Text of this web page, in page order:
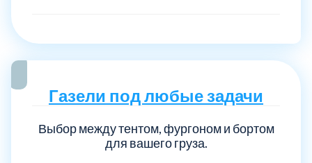
Газели под любые задачи
Выбор между тентом, фургоном и бортом
для вашего груза.